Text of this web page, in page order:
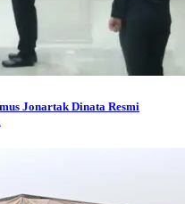
Jonartak Dinata Resmi